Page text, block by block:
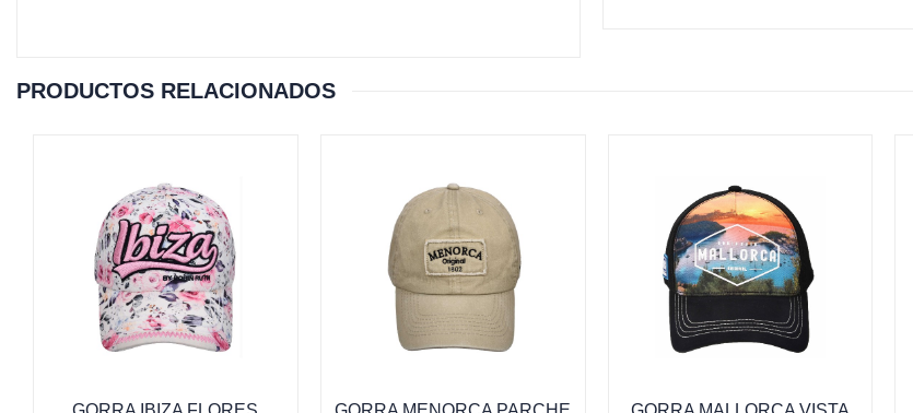
PRODUCTOS RELACIONADOS